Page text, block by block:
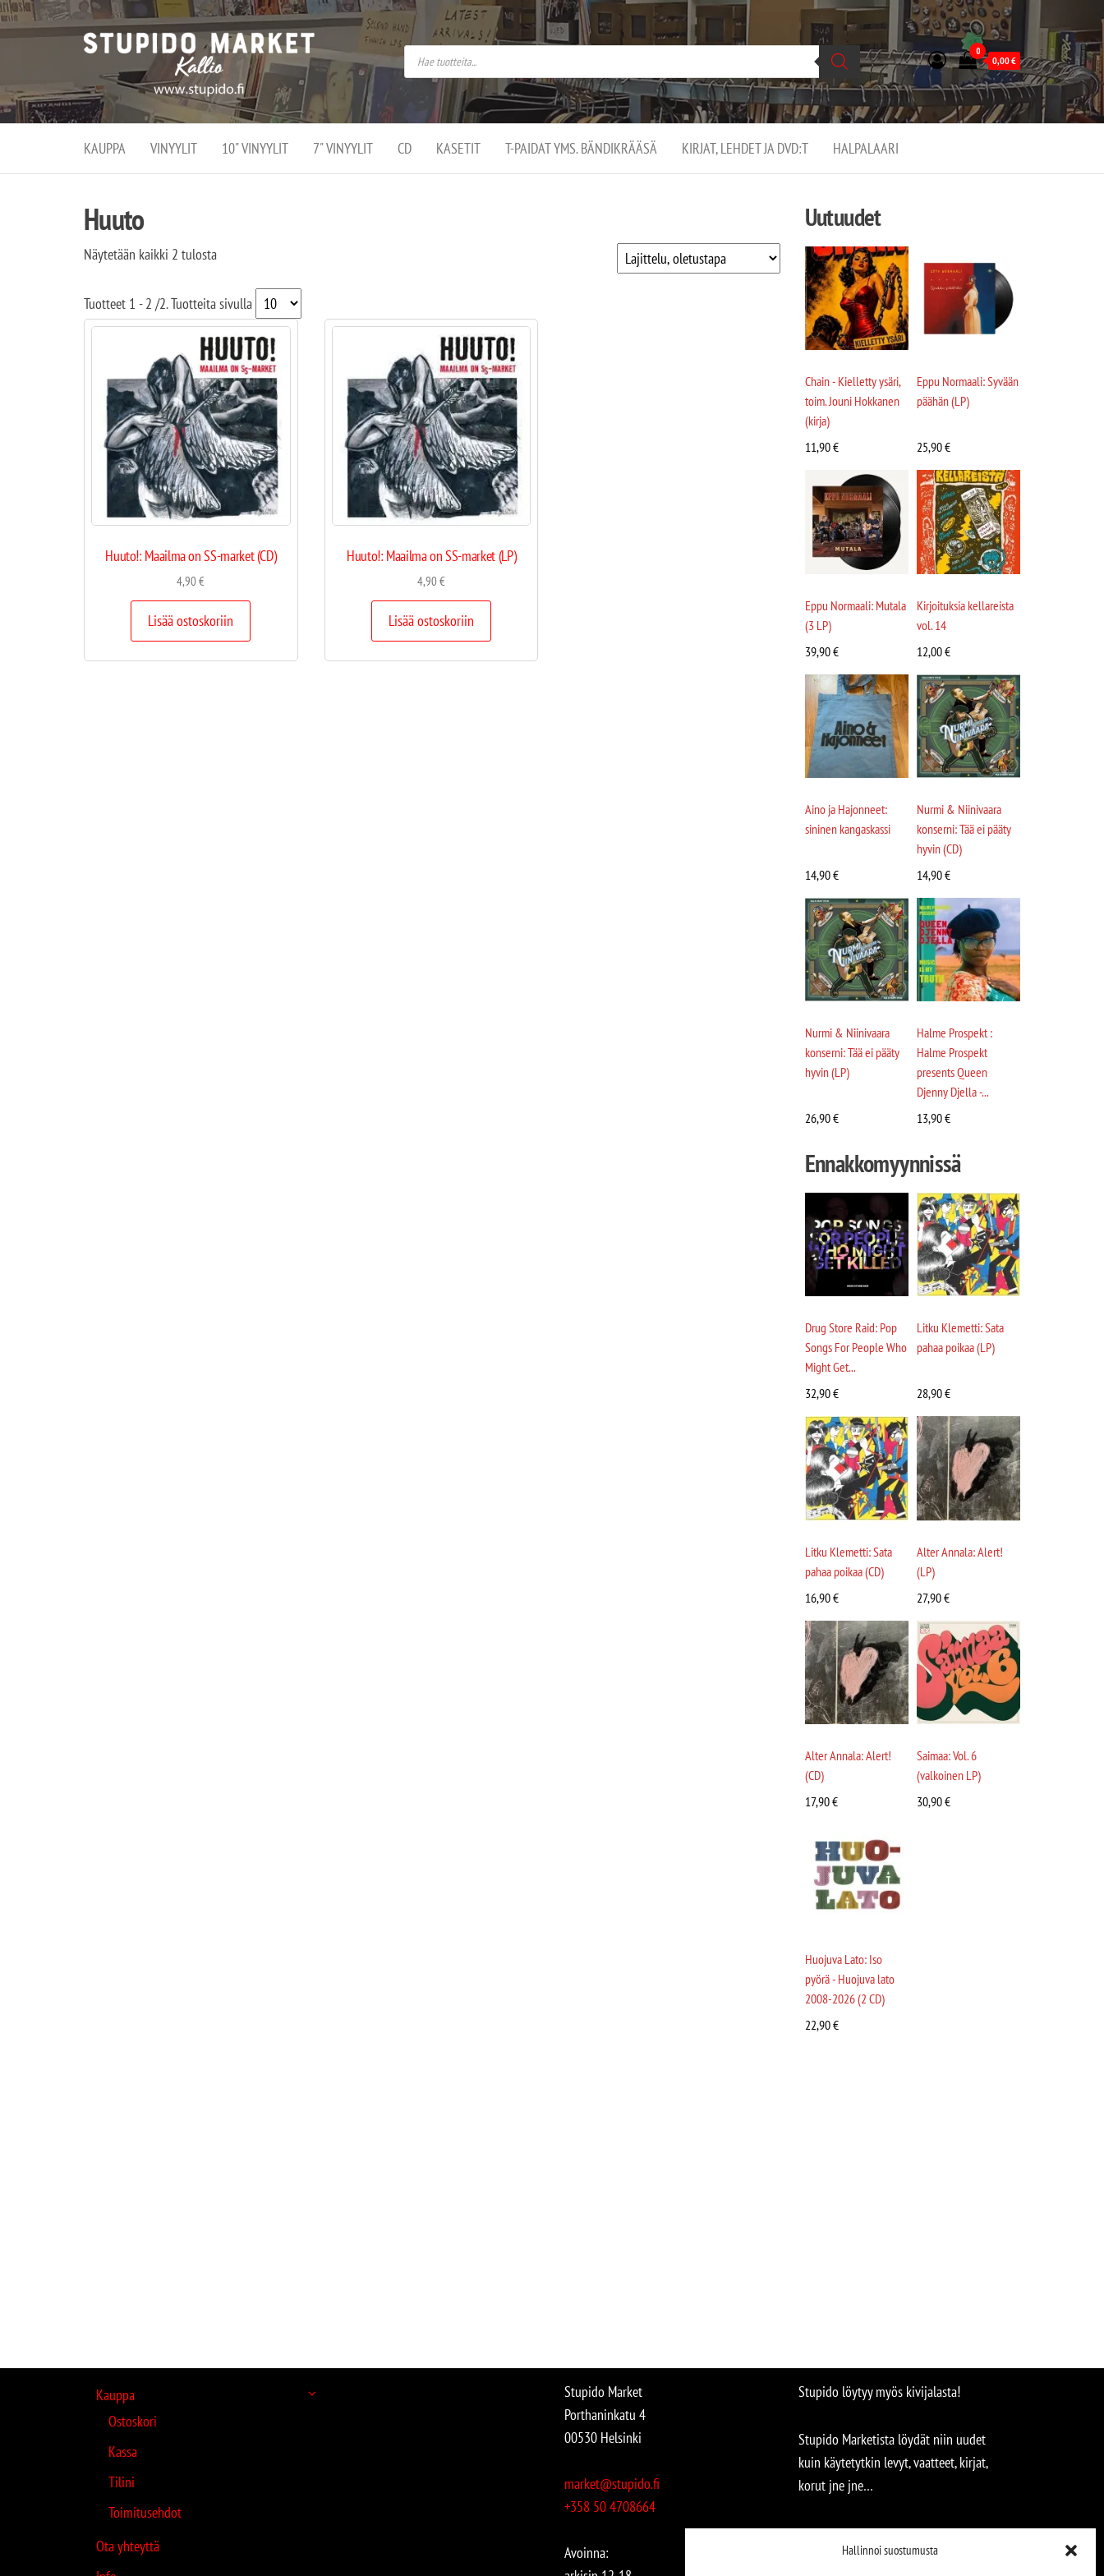
Hallinnoi suostumusta
Stupido
Market –
verkossa
ja
kivijalassa
Stupido Market on
vaihtoehtomusaan
erikoistunut
verkko- sekä
kivijalkakauppa
Helsingissä
Kallion
0
0,00€
KAUPPA VINYYLIT 10" VINYYLIT 7" VINYYLIT CD KASETIT T-PAIDAT YMS. BÄNDIKRÄÄSÄ KIRJAT, LEHDET JA DVD:T HALPALAARI
Huuto
Näytetään kaikki 2 tulosta
Tuotteet 1 - 2 /2. Tuotteita sivulla
Huuto!: Maailma on SS-market (CD)
4,90€
Lisää ostoskoriin
Huuto!: Maailma on SS-market (LP)
4,90€
Lisää ostoskoriin
Uutuudet
Chain - Kielletty ysäri,
toim. Jouni Hokkanen
(kirja)
11,90€
Eppu Normaali: Syvään
päähän (LP)
25,90€
Eppu Normaali: Mutala
(3 LP)
39,90€
Kirjoituksia kellareista
vol. 14
12,00€
Aino ja Hajonneet:
sininen kangaskassi
14,90€
Nurmi & Niinivaara
konserni: Tää ei pääty
hyvin (CD)
14,90€
Nurmi & Niinivaara
konserni: Tää ei pääty
hyvin (LP)
26,90€
Halme Prospekt :
Halme Prospekt
presents Queen
Djenny Djella -...
13,90€
Ennakkomyynnissä
Drug Store Raid: Pop
Songs For People Who
Might Get...
32,90€
Litku Klemetti: Sata
pahaa poikaa (LP)
28,90€
Litku Klemetti: Sata
pahaa poikaa (CD)
16,90€
Alter Annala: Alert!
(LP)
27,90€
Alter Annala: Alert!
(CD)
17,90€
Saimaa: Vol. 6
(valkoinen LP)
30,90€
Huojuva Lato: Iso
pyörä - Huojuva lato
2008-2026 (2 CD)
22,90€
Kauppa
Ostoskori
Kassa
Tilini
Toimitusehdot
Ota yhteyttä
Stupido Market
Porthaninkatu 4
00530 Helsinki
market@stupido.fi
+358 50 4708664
Avoinna:
Stupido löytyy myös kivijalasta!
Stupido Marketista löydät niin uudet
kuin käytetytkin levyt, vaatteet, kirjat,
korut jne jne…